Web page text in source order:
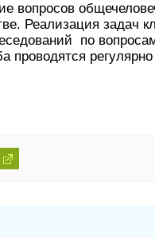
вопросов
Реализация задач
по
проводятся